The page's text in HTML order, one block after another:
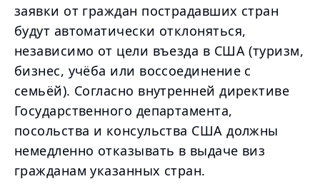
заявки от граждан пострадавших стран
будут автоматически отклоняться,
независимо от цели въезда в США (туризм,
бизнес, учёба или воссоединение с
семьёй). Согласно внутренней директиве
Государственного департамента,
посольства и консульства США должны
немедленно отказывать в выдаче виз
гражданам указанных стран.